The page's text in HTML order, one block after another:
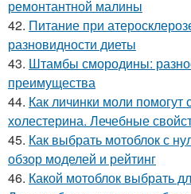
ремонтантной малины
42. Питание при
разновидности диеты
43. Штамбы смородины:
преимущества
44. Как личинки моли помогут
холестерина. Лечебные
45. Как выбрать мотоблок с
обзор моделей и рейтинг
46. Какой мотоблок выбрать